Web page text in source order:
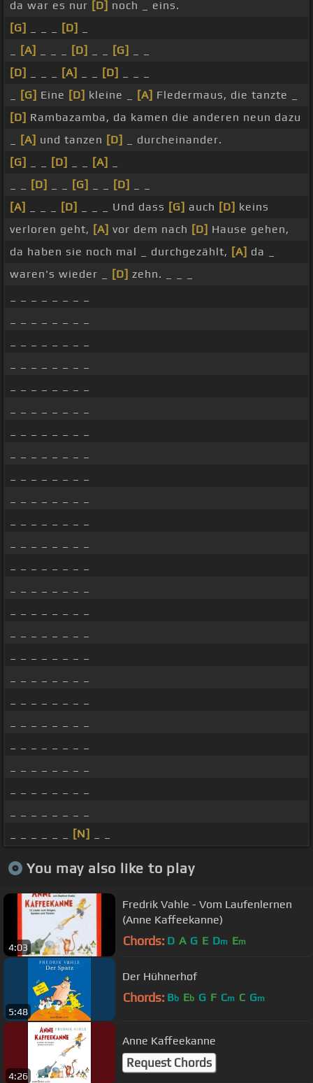
da war es nur [D] noch _ eins.
[G]
[D]
[A] [D] [G]
[D]
[A] [D]
[G] Eine [D] kleine _ [A] Fledermaus, die tanzte _
[D] Rambazamba, da kamen die anderen neun dazu
[A] und tanzen [D]
_ durcheinander.
[G]
[D] [A]
[D] [G] [D]
[A]
[D] _ _ _ Und dass [G] auch [D] keins
verloren geht, [A] vor dem nach [D] Hause gehen,
da haben sie noch mal _ durchgezählt, [A] da _
waren's wieder _
[D] zehn. _ _ _
[N]
You may also like to play
4:03
Fredrik Vahle - Vom Laufenlernen
(Anne Kaffeekanne)
Chords: D A G E Dm Em
5:48
Der Hühnerhof
Chords: Bb Eb G F Cm C Gm
4:26
Anne Kaffeekanne
Request Chords